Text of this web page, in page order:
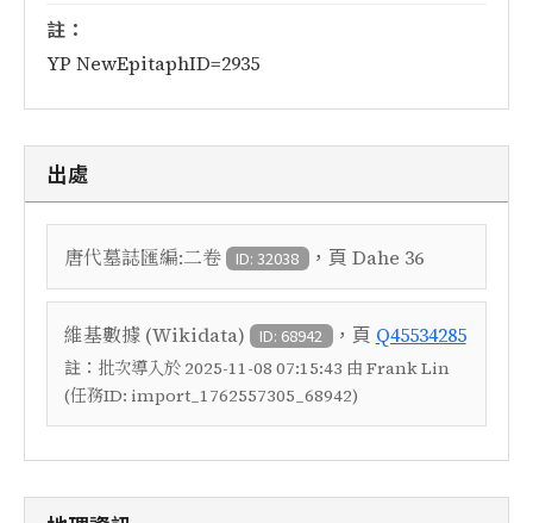
註：
YP NewEpitaphID=2935
出處
唐代墓誌匯編:二卷 ID: 32038 ，頁 Dahe 36
維基數據 (Wikidata) ID: 68942 ，頁 Q45534285
註： 批次導入於 2025-11-08 07:15:43 由 Frank Lin
(任務ID: import_1762557305_68942)